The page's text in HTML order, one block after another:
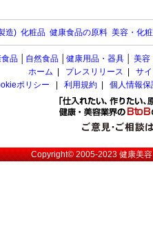
造) 化粧品 健康食品の原料 美容・化
品 自然食品 健康用品・器具 美容
ホーム
プレスリリース
サ
ポリシー
利用規約 個人情報
Copyright© 2005-2023健康美